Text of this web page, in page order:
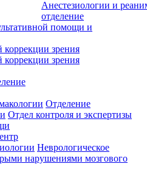
Анестезиологии и
отделение
помощи и
коррекции зрения
коррекции зрения
Отделение
Отдел контроля и экспертизы
Неврологическое
нарушениями мозгового